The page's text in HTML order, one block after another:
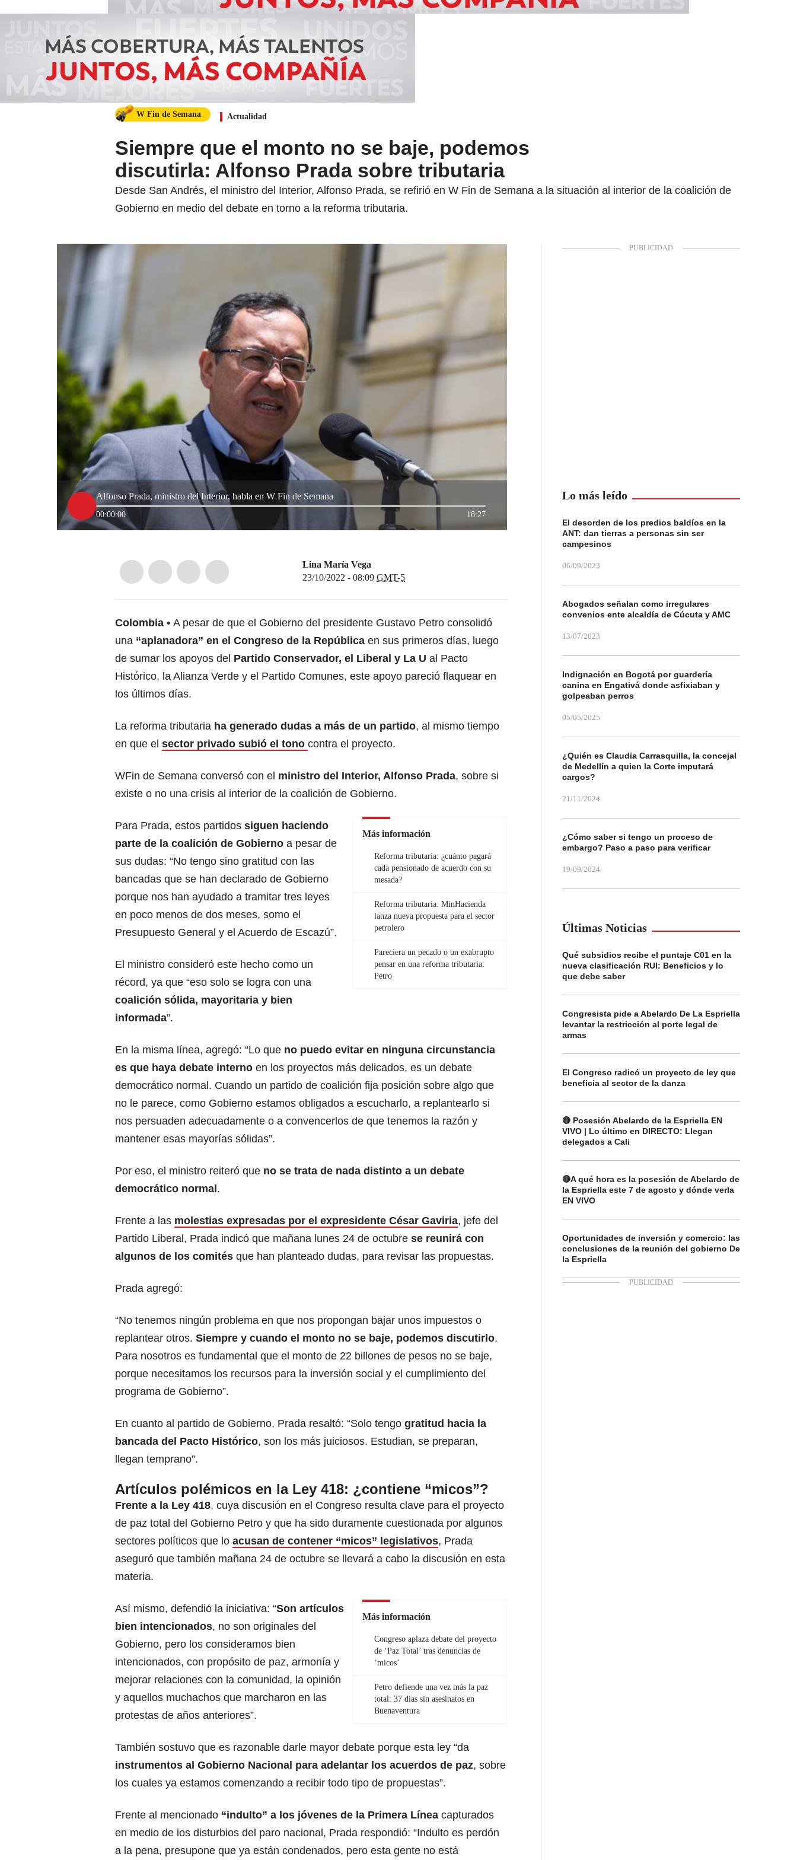
W Fin de Semana Actualidad
Siempre que el monto no se baje, podemos
discutirla: Alfonso Prada sobre tributaria
Desde San Andrés, el ministro del Interior, Alfonso Prada, se refirió en W Fin de Semana a la situación al interior de la coalición de
Gobierno en medio del debate en torno a la reforma tributaria.
Alfonso Prada, ministro del Interior, habla en W Fin de Semana
00:00:00 18:27
Lina María Vega
23/10/2022 - 08:09 GMT-5
Colombia
A pesar de que el Gobierno del presidente Gustavo Petro consolidó
una “aplanadora” en el Congreso de la República en sus primeros días, luego
de sumar los apoyos del Partido Conservador, el Liberal y La U al Pacto
Histórico, la Alianza Verde y el Partido Comunes, este apoyo pareció flaquear en
los últimos días.
La reforma tributaria ha generado dudas a más de un partido, al mismo tiempo
en que el sector privado subió el tono contra el proyecto.
WFin de Semana conversó con el ministro del Interior, Alfonso Prada, sobre si
existe o no una crisis al interior de la coalición de Gobierno.
Más información
Reforma tributaria: ¿cuánto pagará
cada pensionado de acuerdo con su
mesada?
Reforma tributaria: MinHacienda
lanza nueva propuesta para el sector
petrolero
Pareciera un pecado o un exabrupto
pensar en una reforma tributaria:
Petro
Para Prada, estos partidos siguen haciendo
parte de la coalición de Gobierno a pesar de
sus dudas: “No tengo sino gratitud con las
bancadas que se han declarado de Gobierno
porque nos han ayudado a tramitar tres leyes
en poco menos de dos meses, somo el
Presupuesto General y el Acuerdo de Escazú”.
El ministro consideró este hecho como un
récord, ya que “eso solo se logra con una
coalición sólida, mayoritaria y bien
informada”.
En la misma línea, agregó: “Lo que no puedo evitar en ninguna circunstancia
es que haya debate interno en los proyectos más delicados, es un debate
democrático normal. Cuando un partido de coalición fija posición sobre algo que
no le parece, como Gobierno estamos obligados a escucharlo, a replantearlo si
nos persuaden adecuadamente o a convencerlos de que tenemos la razón y
mantener esas mayorías sólidas”.
Por eso, el ministro reiteró que no se trata de nada distinto a un debate
democrático normal .
Frente a las molestias expresadas por el expresidente César Gaviria, jefe del
Partido Liberal, Prada indicó que mañana lunes 24 de octubre se reunirá con
algunos de los comités que han planteado dudas, para revisar las propuestas.
Prada agregó:
“No tenemos ningún problema en que nos propongan bajar unos impuestos o
replantear otros. Siempre y cuando el monto no se baje, podemos discutirlo.
Para nosotros es fundamental que el monto de 22 billones de pesos no se baje,
porque necesitamos los recursos para la inversión social y el cumplimiento del
programa de Gobierno”.
En cuanto al partido de Gobierno, Prada resaltó: “Solo tengo gratitud hacia la
bancada del Pacto Histórico, son los más juiciosos. Estudian, se preparan,
llegan temprano”.
Artículos polémicos en la Ley 418: ¿contiene “micos”?
Frente a la Ley 418, cuya discusión en el Congreso resulta clave para el proyecto
de paz total del Gobierno Petro y que ha sido duramente cuestionada por algunos
sectores políticos que lo acusan de contener “micos” legislativos, Prada
aseguró que también mañana 24 de octubre se llevará a cabo la discusión en esta
materia.
Más información
Congreso aplaza debate del proyecto
de ‘Paz Total’ tras denuncias de
‘micos’
Petro defiende una vez más la paz
total: 37 días sin asesinatos en
Buenaventura
Así mismo, defendió la iniciativa: “Son artículos
bien intencionados, no son originales del
Gobierno, pero los consideramos bien
intencionados, con propósito de paz, armonía y
mejorar relaciones con la comunidad, la opinión
y aquellos muchachos que marcharon en las
protestas de años anteriores”.
También sostuvo que es razonable darle mayor debate porque esta ley “da
instrumentos al Gobierno Nacional para adelantar los acuerdos de paz, sobre
los cuales ya estamos comenzando a recibir todo tipo de propuestas”.
Frente al mencionado “indulto” a los jóvenes de la Primera Línea capturados
en medio de los disturbios del paro nacional, Prada respondió: “Indulto es perdón
a la pena, presupone que ya están condenados, pero esta gente no está
Lo más leído
El desorden de los predios baldíos en la
ANT: dan tierras a personas sin ser
campesinos
06/09/2023
Abogados señalan como irregulares
convenios ente alcaldía de Cúcuta y AMC
13/07/2023
Indignación en Bogotá por guardería
canina en Engativá donde asfixiaban y
golpeaban perros
05/05/2025
¿Quién es Claudia Carrasquilla, la concejal
de Medellín a quien la Corte imputará
cargos?
21/11/2024
¿Cómo saber si tengo un proceso de
embargo? Paso a paso para verificar
19/09/2024
Últimas Noticias
Qué subsidios recibe el puntaje C01 en la
nueva clasificación RUI: Beneficios y lo
que debe saber
Congresista pide a Abelardo De La Espriella
levantar la restricción al porte legal de
armas
El Congreso radicó un proyecto de ley que
beneficia al sector de la danza
🔴 Posesión Abelardo de la Espriella EN
VIVO | Lo último en DIRECTO: Llegan
delegados a Cali
🔴A qué hora es la posesión de Abelardo de
la Espriella este 7 de agosto y dónde verla
EN VIVO
Oportunidades de inversión y comercio: las
conclusiones de la reunión del gobierno De
la Espriella